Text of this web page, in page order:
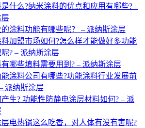
什么?纳米涂料的优点和应用有哪些? –
涂料功能有哪些呢？ – 派纳斯涂层
加盟市场如何?怎么样才能做好多功能
? – 派纳斯涂层
哪些填料需要用到? – 派纳斯涂层
涂料公司有哪些?功能涂料行业发展前
派纳斯涂层
生? 功能性防静电涂层材料如何? – 派
电热锅这么吃香，对人体有没有害呢?